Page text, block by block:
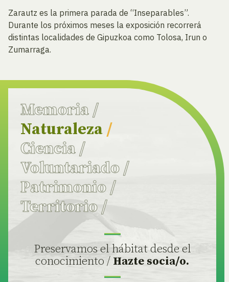
Zarautz es la primera parada de “Inseparables”.
Durante los próximos meses la exposición recorrerá
distintas localidades de Gipuzkoa como Tolosa, Irun o
Zumarraga.
Memoria /
Naturaleza /
Ciencia/
Voluntariado/
Patrimonio /
Territorio/
Preservamos el hábitat desde el
conocimiento / Hazte socia/o.